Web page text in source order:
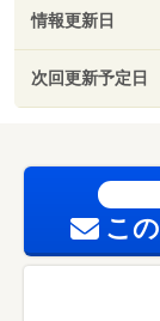
情報更新日
次回更新予定日
こ